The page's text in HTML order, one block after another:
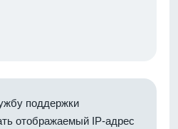
поддержки
отображаемый IP-адрес